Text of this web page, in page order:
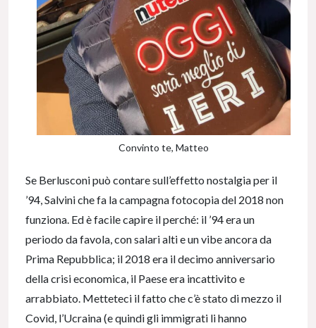
Convinto te, Matteo
Se Berlusconi può contare sull’effetto nostalgia per il
’94, Salvini che fa la campagna fotocopia del 2018 non
funziona. Ed è facile capire il perché: il ’94 era un
periodo da favola, con salari alti e un vibe ancora da
Prima Repubblica; il 2018 era il decimo anniversario
della crisi economica, il Paese era incattivito e
arrabbiato. Metteteci il fatto che c’è stato di mezzo il
Covid, l’Ucraina (e quindi gli immigrati li hanno